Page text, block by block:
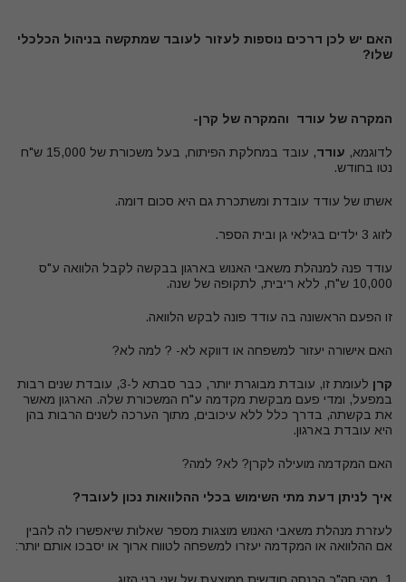
האם יש לכן דרכים נוספות לעזור לעובד שמתקשה בניהול הכלכלי
שלו?
המקרה של עודד והמקרה של קרן-
לדוגמא, עודד
, עובד במחלקת הפיתוח, בעל משכורת של 15,000 ש"ח
נטו בחודש.
אשתו של עודד עובדת ומשתכרת גם היא סכום דומה.
לזוג 3 ילדים בגילאי גן ובית הספר .
עודד פנה למנהלת משאבי האנוש בארגון בבקשה לקבל הלוואה ע"ס
10,000 ש"ח, ללא ריבית, לתקופה של שנה
.
זו הפעם הראשונה בה עודד פונה לבקש הלוואה.
האם אישורה יעזור למשפחה או דווקא לא? - למה לא?
קרן
לעומת זו, עובדת מבוגרת יותר, כבר סבתא ל-3, עובדת שנים רבות
במפעל, ומדי פעם מבקשת מקדמה ע"ח המשכורת שלה. הארגון מאשר
את בקשתה, בדרך כלל ללא עיכובים, מתוך הערכה לשנים הרבות בהן
היא עובדת בארגון.
האם המקדמה מועילה לקרן? לא? למה?
איך לניתן דעת מתי השימוש בכלי ההלוואות נכון לעובד?
לעזרת מנהלת משאבי האנוש מוצגות מספר שאלות שיאפשרו לה להבין
אם ההלוואה או המקדמה יעזרו למשפחה לטווח ארוך או יסבכו אותם יותר: